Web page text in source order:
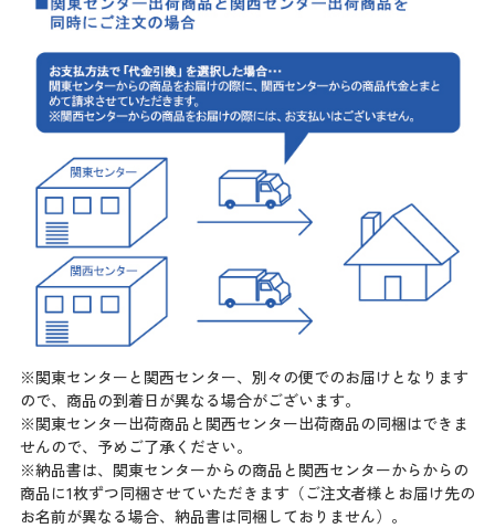
※関東センターと関西センター、別々の便でのお届けとなります
ので、商品の到着日が異なる場合がございます。
※関東センター出荷商品と関西センター出荷商品の同梱はできま
せんので、予めご了承ください。
※納品書は、関東センターからの商品と関西センターからからの
商品に1枚ずつ同梱させていただきます（ご注文者様とお届け先の
お名前が異なる場合、納品書は同梱しておりません）。